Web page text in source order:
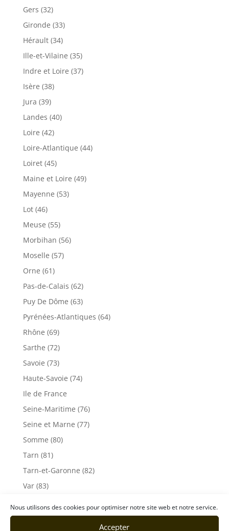
Nous utilisons des cookies pour optimiser notre site web et notre service.
Accepter
Gers (32)
Gironde (33)
Hérault (34)
Ille-et-Vilaine (35)
Indre et Loire (37)
Isère (38)
Jura (39)
Landes (40)
Loire (42)
Loire-Atlantique (44)
Loiret (45)
Maine et Loire (49)
Mayenne (53)
Lot (46)
Meuse (55)
Morbihan (56)
Moselle (57)
Orne (61)
Pas-de-Calais (62)
Puy De Dôme (63)
Pyrénées-Atlantiques (64)
Rhône (69)
Sarthe (72)
Savoie (73)
Haute-Savoie (74)
Ile de France
Seine-Maritime (76)
Seine et Marne (77)
Somme (80)
Tarn (81)
Tarn-et-Garonne (82)
Var (83)
Vendée (85)